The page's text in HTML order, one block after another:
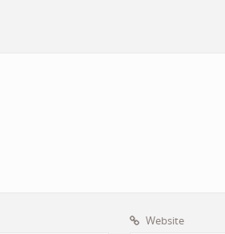
Website